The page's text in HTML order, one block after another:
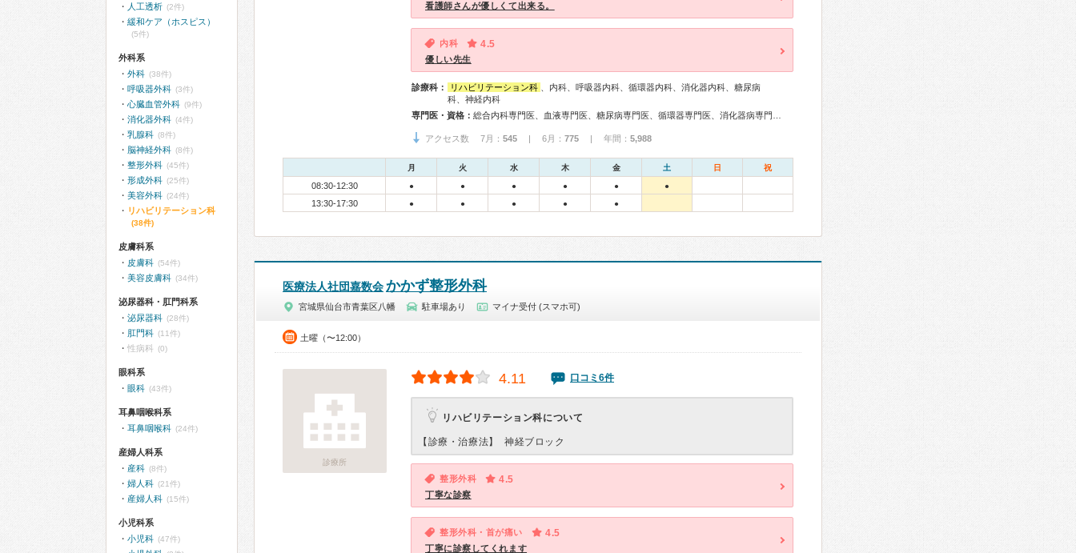
看護師さんが優しくて出来る。
内科 4.5
優しい先生
診療科： リハビリテーション科
、内科、呼吸器内科、循環器内科、消化器内科、糖尿病
科、神経内科
専門医・資格：
アクセス数 7月： 545 | 6月： 775 | 年間： 5,988
月 火 水 木 金 土 日 祝
08:30-12:30 ● ● ● ● ● ●
13:30-17:30 ● ● ● ● ●
医療法人社団嘉数会かかず整形外科
宮城県仙台市青葉区八幡 駐車場あり マイナ受付 (スマホ可)
土曜（〜12:00）
診療所
4.11 口コミ6件
リハビリテーション科について
【診療・治療法】 神経ブロック
整形外科 4.5
丁寧な診察
整形外科・首が痛い 4.5
丁寧に診察してくれます
人工透析 (2件)
緩和ケア（ホスピス）
(5件)
外科系
外科 (38件)
呼吸器外科 (3件)
心臓血管外科 (9件)
消化器外科 (4件)
乳腺科 (8件)
脳神経外科 (8件)
整形外科 (45件)
形成外科 (25件)
美容外科 (24件)
リハビリテーション科
(38件)
皮膚科系
皮膚科 (54件)
美容皮膚科 (34件)
泌尿器科・肛門科系
泌尿器科 (28件)
肛門科 (11件)
性病科 (0)
眼科系
眼科 (43件)
耳鼻咽喉科系
耳鼻咽喉科 (24件)
産婦人科系
産科 (8件)
婦人科 (21件)
産婦人科 (15件)
小児科系
小児科 (47件)